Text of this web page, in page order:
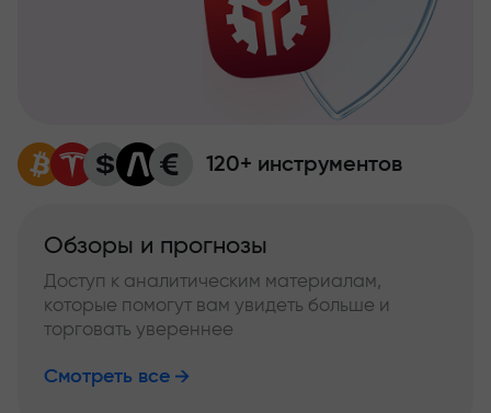
120+ инструментов
Обзоры и прогнозы
Доступ к аналитическим материалам,
которые помогут вам увидеть больше и
торговать увереннее
Смотреть все